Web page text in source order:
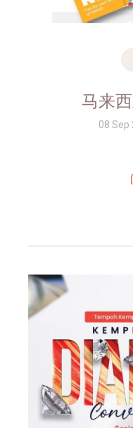
马来
08 Sep